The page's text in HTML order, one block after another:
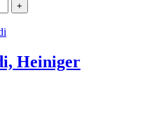
+
Heiniger